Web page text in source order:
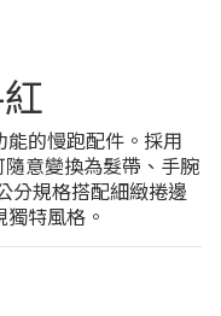
能的慢跑配件。採用
意變換為髮帶、手腕
分規格搭配細緻捲邊
特風格。